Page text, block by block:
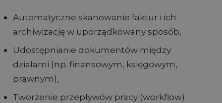
Automatyczne skanowanie faktur i ich
archiwizację w uporządkowany sposób,
Udostępnianie dokumentów między
działami (np. finansowym, księgowym,
prawnym),
Tworzenie przepływów pracy (workflow)